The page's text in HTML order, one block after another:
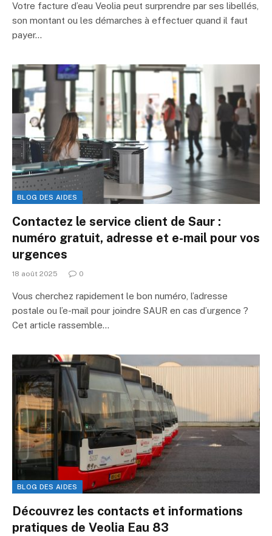
Votre facture d’eau Veolia peut surprendre par ses libellés,
son montant ou les démarches à effectuer quand il faut
payer…
BLOG DES AIDES
Contactez le service client de Saur :
numéro gratuit, adresse et e-mail pour vos
urgences
18 août 2025 0
Vous cherchez rapidement le bon numéro, l’adresse
postale ou l’e-mail pour joindre SAUR en cas d’urgence ?
Cet article rassemble…
BLOG DES AIDES
Découvrez les contacts et informations
pratiques de Veolia Eau 83